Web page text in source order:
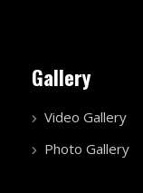
Gallery
Video Gallery
Photo Gallery